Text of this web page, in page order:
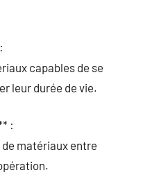
capables de se
leur durée de vie.
:
de matériaux entre